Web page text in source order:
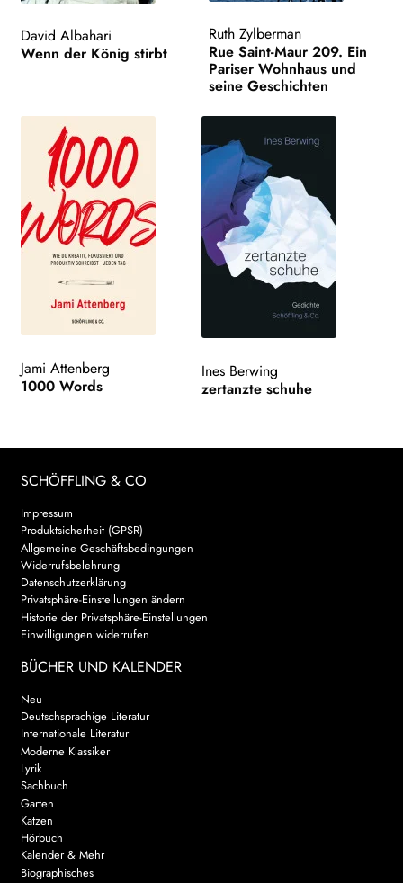
David Albahari
Wenn der König stirbt
Ruth Zylberman
Rue Saint-Maur 209. Ein
Pariser Wohnhaus und
seine Geschichten
Jami Attenberg
1000 Words
Ines Berwing
zertanzte schuhe
SCHÖFFLING & CO
Impressum
Produktsicherheit (GPSR)
Allgemeine Geschäftsbedingungen
Widerrufsbelehrung
Datenschutzerklärung
Privatsphäre-Einstellungen ändern
Historie der Privatsphäre-Einstellungen
Einwilligungen widerrufen
BÜCHER UND KALENDER
Neu
Deutschsprachige Literatur
Internationale Literatur
Moderne Klassiker
Lyrik
Sachbuch
Garten
Katzen
Hörbuch
Kalender & Mehr
Biographisches